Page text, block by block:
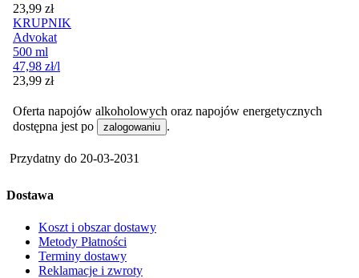
Cena
23,99 zł
KRUPNIK
Advokat
500 ml
47,98 zł/l
Cena
23,99 zł
Oferta napojów alkoholowych oraz napojów energetycznych
dostępna jest po
zalogowaniu .
Przydatny do 20-03-2031
Dostawa
Koszt i obszar dostawy
Metody Płatności
Terminy dostawy
Reklamacje i zwroty